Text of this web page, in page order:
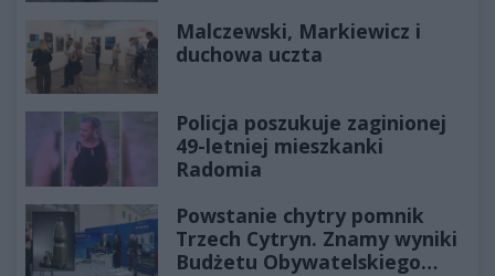
Malczewski, Markiewicz i
duchowa uczta
Policja poszukuje zaginionej
49-letniej mieszkanki
Radomia
Powstanie chytry pomnik
Trzech Cytryn. Znamy wyniki
Budżetu Obywatelskiego